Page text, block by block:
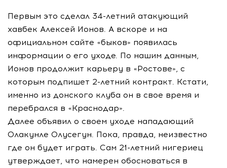
Первым это сделал 34-летний атакующий
хавбек Алексей Ионов. А вскоре и на
официальном сайте «быков» появилась
информации о его уходе. По нашим данным,
Ионов продолжит карьеру в «Ростове», с
которым подпишет 2-летний контракт. Кстати,
именно из донского клуба он в свое время и
перебрался в «Краснодар».
Далее объявил о своем уходе нападающий
Олакунле Олусегун. Пока, правда, неизвестно
где он будет играть. Сам 21-летний нигериец
утверждает, что намерен обосноваться в